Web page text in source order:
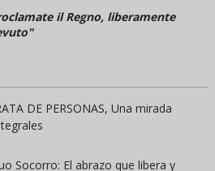
il Regno, liberamente
DE PERSONAS, Una mirada
Socorro: El abrazo que libera y